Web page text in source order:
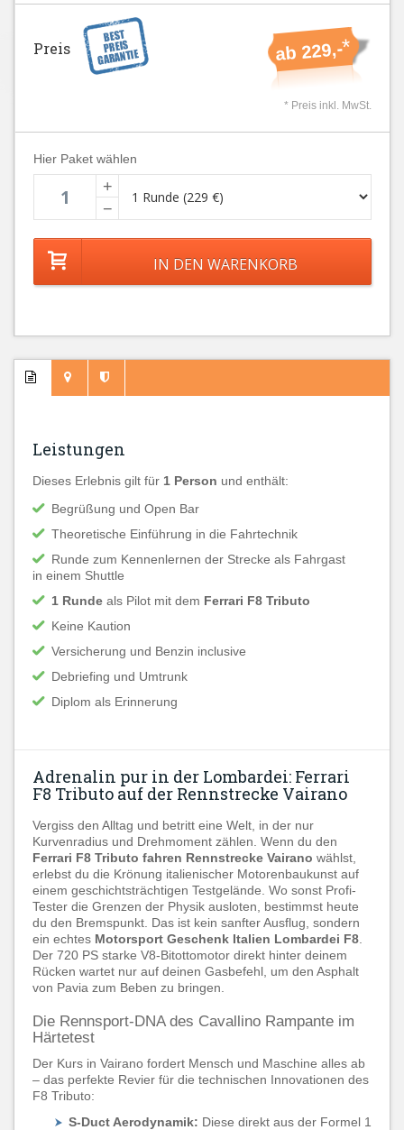
ab 229,-*
Preis
* Preis inkl. MwSt.
Hier Paket wählen
+
−
Leistungen
Dieses Erlebnis gilt für 1 Person und enthält:
Begrüßung und Open Bar
Theoretische Einführung in die Fahrtechnik
Runde zum Kennenlernen der Strecke als Fahrgast
in einem Shuttle
1 Runde als Pilot mit dem Ferrari F8 Tributo
Keine Kaution
Versicherung und Benzin inclusive
Debriefing und Umtrunk
Diplom als Erinnerung
Adrenalin pur in der Lombardei: Ferrari
F8 Tributo auf der Rennstrecke Vairano
Vergiss den Alltag und betritt eine Welt, in der nur
Kurvenradius und Drehmoment zählen. Wenn du den
Ferrari F8 Tributo fahren Rennstrecke Vairano wählst,
erlebst du die Krönung italienischer Motorenbaukunst auf
einem geschichtsträchtigen Testgelände. Wo sonst Profi-
Tester die Grenzen der Physik ausloten, bestimmst heute
du den Bremspunkt. Das ist kein sanfter Ausflug, sondern
ein echtes Motorsport Geschenk Italien Lombardei F8
Der 720 PS starke V8-Bitottomotor direkt hinter deinem
Rücken wartet nur auf deinen Gasbefehl, um den Asphalt
von Pavia zum Beben zu bringen.
Die Rennsport-DNA des Cavallino Rampante im
Härtetest
Der Kurs in Vairano fordert Mensch und Maschine alles ab
– das perfekte Revier für die technischen Innovationen des
F8 Tributo:
S-Duct Aerodynamik: Diese direkt aus der Formel 1